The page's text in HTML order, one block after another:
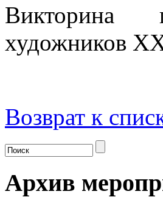
Викторина
художников
Возврат к
Архив